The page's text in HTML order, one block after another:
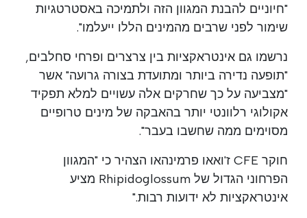
"חיוניים להבנת המגוון הזה ולתמיכה באסטרטגיות
שימור לפני שרבים מהמינים הללו ייעלמו".
נרשמו גם אינטראקציות בין צרצרים ופרחי סחלבים,
"תופעה נדירה ביותר ומתועדת בצורה גרועה" אשר
"מצביעה על כך שחרקים אלה עשויים למלא תפקיד
אקולוגי רלוונטי יותר בהאבקה של מינים טרופיים
מסוימים ממה שחשבו בעבר".
חוקר CFE ז'ואאו פרמינהאו הצהיר כי "המגוון
הפרחוני הגדול של Rhipidoglossum מציע
אינטראקציות לא ידועות רבות."